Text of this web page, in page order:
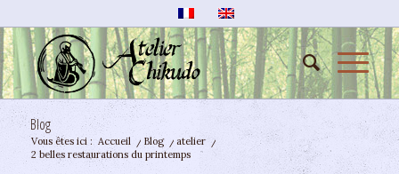
Blog
Vous êtes ici : Accueil / Blog / atelier
/
2 belles restaurations du printemps